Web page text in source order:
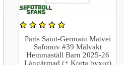
Paris Saint-Germain Matvei
Safonov #39 Målvakt
Hemmaställ Barn 2025-26
Långärmad (+ Korta byxor)